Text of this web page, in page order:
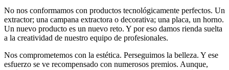
No nos conformamos con productos tecnológicamente perfectos. Un
extractor; una campana extractora o decorativa; una placa, un horno.
Un nuevo producto es un nuevo reto. Y por eso damos rienda suelta
a la creatividad de nuestro equipo de profesionales.
Nos comprometemos con la estética. Perseguimos la belleza. Y ese
esfuerzo se ve recompensado con numerosos premios. Aunque,